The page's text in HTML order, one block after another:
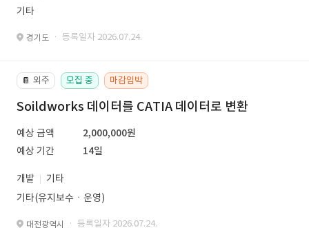
기타
경기도 · 등록일자 2026.07.24.
📔 외주 모집 중 마감임박
Soildworks 데이터를 CATIA 데이터로 변환
예상 금액
2,000,000원
예상 기간
14일
개발
기타
기타(유지보수ㆍ운영)
대전광역시 · 등록일자 2026.07.24.